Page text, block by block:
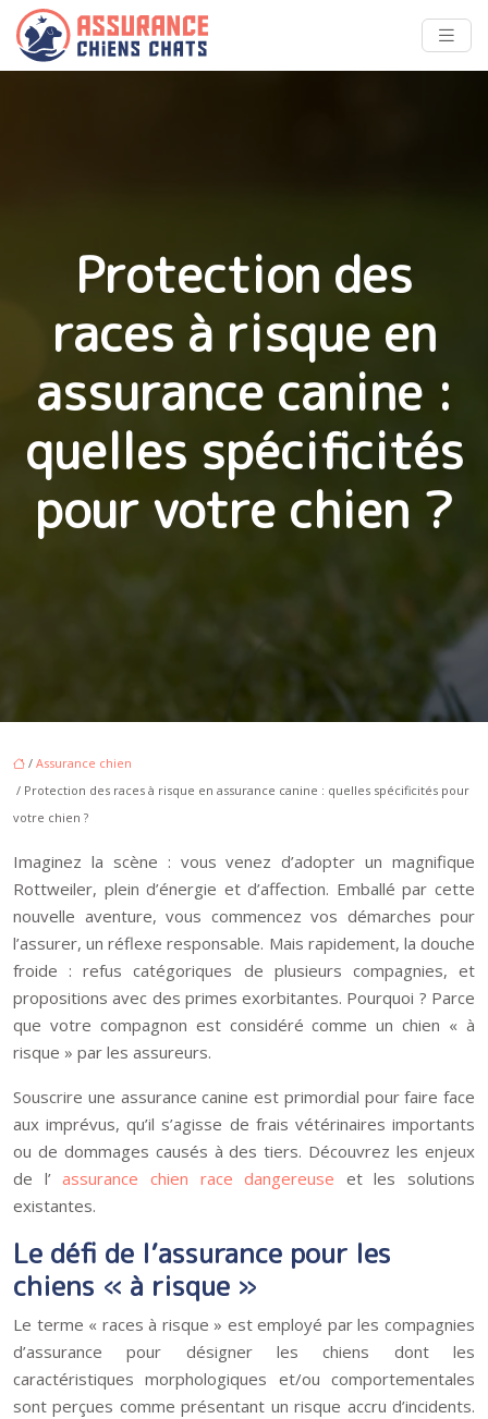
Protection des
races à risque en
assurance canine :
quelles spécificités
pour votre chien ?
/ Assurance chien
/ Protection des races à risque en assurance canine : quelles spécificités pour
votre chien ?
Imaginez la scène : vous venez d’adopter un magnifique
Rottweiler, plein d’énergie et d’affection. Emballé par cette
nouvelle aventure, vous commencez vos démarches pour
l’assurer, un réflexe responsable. Mais rapidement, la douche
froide : refus catégoriques de plusieurs compagnies, et
propositions avec des primes exorbitantes. Pourquoi ? Parce
que votre compagnon est considéré comme un chien « à
risque » par les assureurs.
Souscrire une assurance canine est primordial pour faire face
aux imprévus, qu’il s’agisse de frais vétérinaires importants
ou de dommages causés à des tiers. Découvrez les enjeux
de l’assurance chien race dangereuse et les solutions
existantes.
Le défi de l’assurance pour les
chiens « à risque »
Le terme « races à risque » est employé par les compagnies
d’assurance pour désigner les chiens dont les
caractéristiques morphologiques et/ou comportementales
sont perçues comme présentant un risque accru d’incidents.